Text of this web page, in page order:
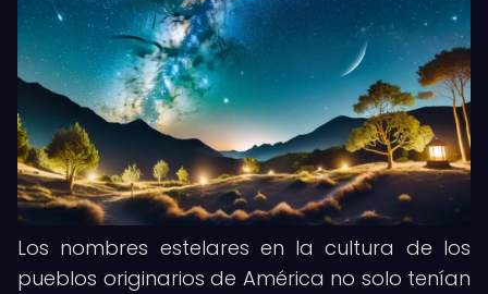
Los nombres estelares en la cultura de los
pueblos originarios de América no solo tenían